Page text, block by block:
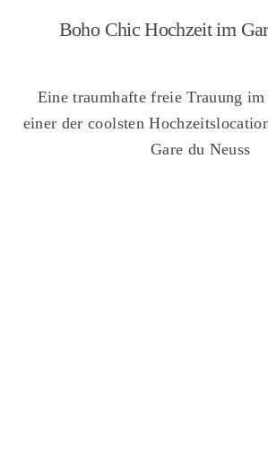
Boho Chic Hochzeit im
Eine traumhafte freie Trauung
einer der coolsten
Gare du Neuss